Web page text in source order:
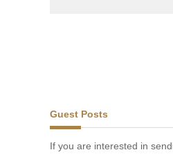
Guest Posts
If you are interested in